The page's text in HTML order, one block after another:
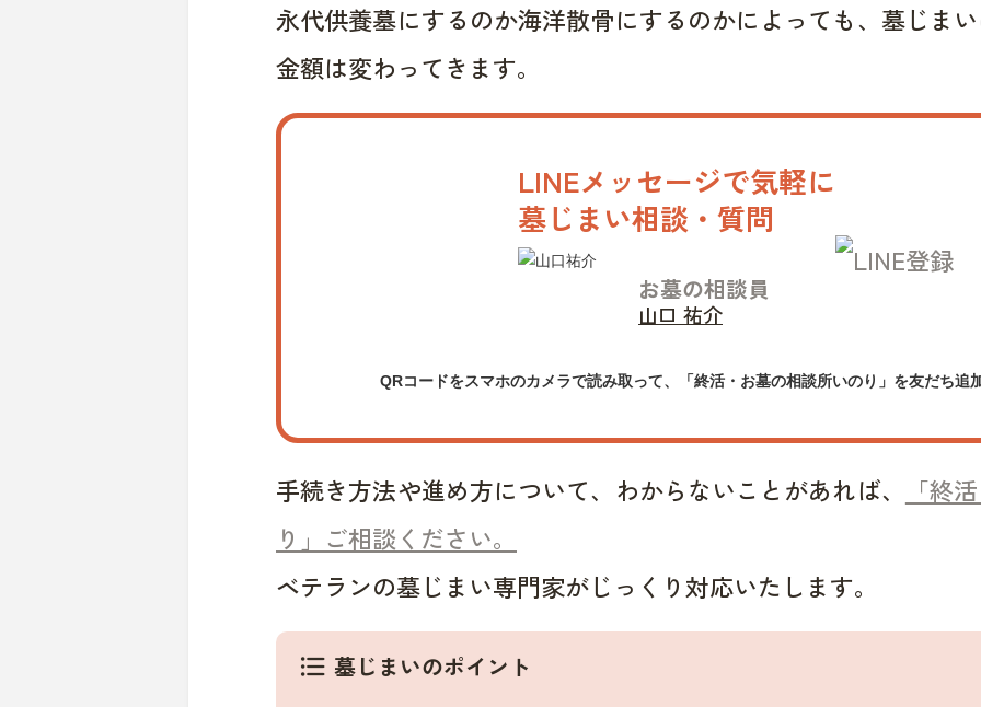
永代供養墓にするのか海洋散骨にするのかによっても、墓じま
金額は変わってきます。
LINEメッセージで気軽に
墓じまい相談・質問
お墓の相談員
山口 祐介
QRコードをスマホのカメラで読み取って、「終活・お墓の相談所いのり」を友だち追
手続き方法や進め方について、わからないことがあれば、
「終
り」ご相談ください。
ベテランの墓じまい専門家がじっくり対応いたします。
format_list_bulleted 墓じまいのポイント